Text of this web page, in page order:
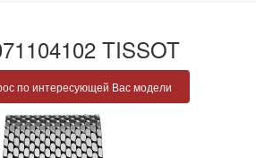
TISSOT
по интересующей Вас модели